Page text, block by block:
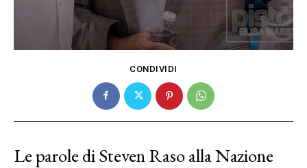
CONDIVIDI
Le parole di Steven Raso alla Nazione